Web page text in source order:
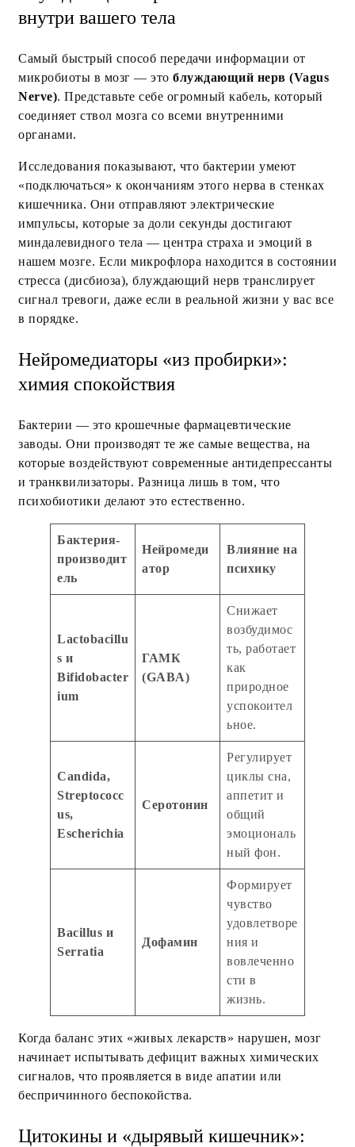
внутри вашего тела
Самый быстрый способ передачи информации от
микробиоты в мозг — это блуждающий нерв (Vagus
Nerve). Представьте себе огромный кабель, который
соединяет ствол мозга со всеми внутренними
органами.
Исследования показывают, что бактерии умеют
«подключаться» к окончаниям этого нерва в стенках
кишечника. Они отправляют электрические
импульсы, которые за доли секунды достигают
миндалевидного тела — центра страха и эмоций в
нашем мозге. Если микрофлора находится в состоянии
стресса (дисбиоза), блуждающий нерв транслирует
сигнал тревоги, даже если в реальной жизни у вас все
в порядке.
Нейромедиаторы «из пробирки»:
химия спокойствия
Бактерии — это крошечные фармацевтические
заводы. Они производят те же самые вещества, на
которые воздействуют современные антидепрессанты
и транквилизаторы. Разница лишь в том, что
психобиотики делают это естественно.
Бактерия-
производит
ель
Нейромеди
атор
Влияние на
психику
Lactobacillu
s и
Bifidobacter
ium
ГАМК
(GABA)
Снижает
возбудимос
ть, работает
как
природное
успокоител
ьное.
Candida,
Streptococc
us,
Escherichia
Серотонин
Регулирует
циклы сна,
аппетит и
общий
эмоциональ
ный фон.
Bacillus и
Serratia
Дофамин
Формирует
чувство
удовлетворе
ния и
вовлеченно
сти в
жизнь.
Когда баланс этих «живых лекарств» нарушен, мозг
начинает испытывать дефицит важных химических
сигналов, что проявляется в виде апатии или
беспричинного беспокойства.
Цитокины и «дырявый кишечник»: